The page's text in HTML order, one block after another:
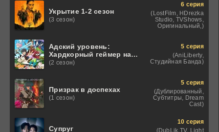
Укрытие 1-2 сезон
(3 сезон)
6 серия
(LostFilm, HDrezka
Studio, TVShows,
Оригинальный,)
Адский уровень:
Хардкорный геймер на
самой высокой
(2 сезон)
5 серия
(AniLiberty,
Студийная Банда)
Призрак в доспехах
(1 сезон)
5 серия
(Дублированный,
Субтитры, Dream
Cast)
Супруг
10 серия
(DubLik.TV, Light